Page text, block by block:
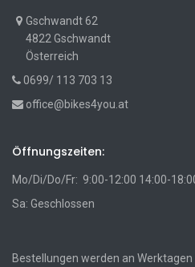
Gschwandt 62
4822 Gschwandt
Österreich
0699/ 113 703 13
office@bikes4you.at
Öffnungszeiten:
Mo/Di/Do/Fr: 9:00-12:00 14:00-
Sa: Geschlossen
Bestellungen werden an